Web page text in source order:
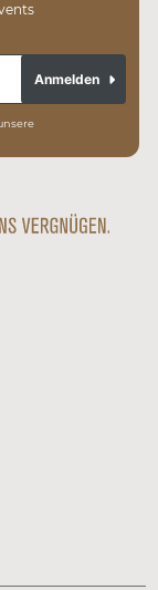
Anmelden